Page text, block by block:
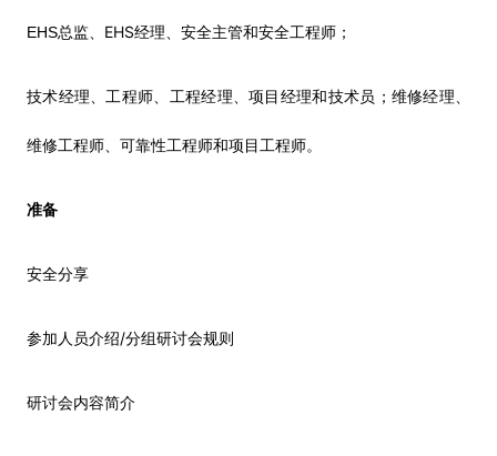
EHS总监、 EHS经理、安全主管和安全工程师；
技术经理、工程师、工程经理、项目经理和技术员；维修经理、
维修工程师、可靠性工程师和项目工程师。
准备
安全分享
参加人员介绍/分组研讨会规则
研讨会内容简介